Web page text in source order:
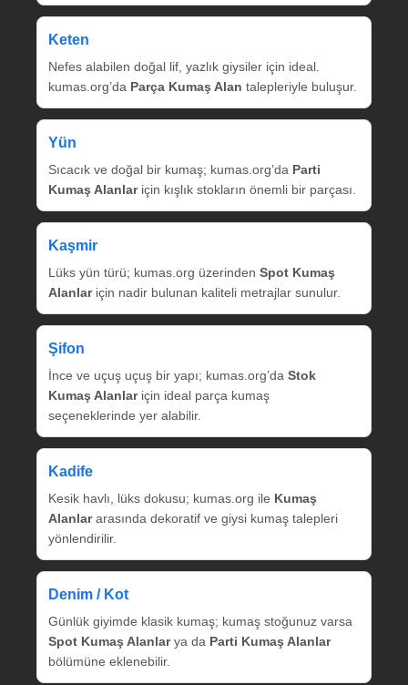
Keten
Nefes alabilen doğal lif, yazlık giysiler için ideal.
kumas.org’da Parça Kumaş Alan talepleriyle buluşur.
Yün
Sıcacık ve doğal bir kumaş; kumas.org’da Parti
Kumaş Alanlariçin kışlık stokların önemli bir parçası.
Kaşmir
Lüks yün türü; kumas.org üzerinden Spot Kumaş
Alanlariçin nadir bulunan kaliteli metrajlar sunulur.
Şifon
İnce ve uçuş uçuş bir yapı; kumas.org’da Stok
Kumaş Alanlariçin ideal parça kumaş
seçeneklerinde yer alabilir.
Kadife
Kesik havlı, lüks dokusu; kumas.org ile Kumaş
Alanlararasında dekoratif ve giysi kumaş talepleri
yönlendirilir.
Denim / Kot
Günlük giyimde klasik kumaş; kumaş stoğunuz varsa
Spot Kumaş Alanlarya da Parti Kumaş Alanlar
bölümüne eklenebilir.